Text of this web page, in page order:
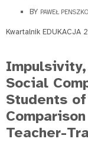
BY PAWEŁ PENSZKO
Kwartalnik EDUKACJA
Social
Students
Teacher-